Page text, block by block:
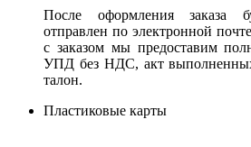
После оформления заказа
отправлен по электронной
с заказом мы предоставим
УПД без НДС, акт
талон.
Пластиковые карты